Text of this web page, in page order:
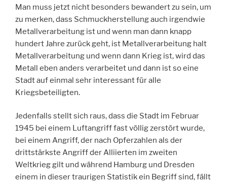
Man muss jetzt nicht besonders bewandert zu sein, um
zu merken, dass Schmuckherstellung auch irgendwie
Metallverarbeitung ist und wenn man dann knapp
hundert Jahre zurück geht, ist Metallverarbeitung halt
Metallverarbeitung und wenn dann Krieg ist, wird das
Metall eben anders verarbeitet und dann ist so eine
Stadt auf einmal sehr interessant für alle
Kriegsbeteiligten.
Jedenfalls stellt sich raus, dass die Stadt im Februar
1945 bei einem Luftangriff fast völlig zerstört wurde,
bei einem Angriff, der nach Opferzahlen als der
drittstärkste Angriff der Alliierten im zweiten
Weltkrieg gilt und während Hamburg und Dresden
einem in dieser traurigen Statistik ein Begriff sind, fällt